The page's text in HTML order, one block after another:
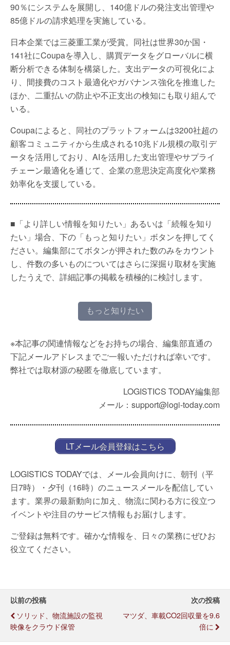
90％にシステムを展開し、140億ドルの発注支出管理や
85億ドルの請求処理を実施している。
日本企業では三菱重工業が受賞。同社は世界30か国・
141社にCoupaを導入し、購買データをグローバルに横
断分析できる体制を構築した。支出データの可視化によ
り、間接費のコスト最適化やガバナンス強化を推進した
ほか、二重払いの防止や不正支出の検知にも取り組んで
いる。
Coupaによると、同社のプラットフォームは3200社超の
顧客コミュニティから生成される10兆ドル規模の取引デ
ータを活用しており、AIを活用した支出管理やサプライ
チェーン最適化を通じて、企業の意思決定高度化や業務
効率化を支援している。
■「より詳しい情報を知りたい」あるいは「続報を知り
たい」場合、下の「もっと知りたい」ボタンを押してく
ださい。編集部にてボタンが押された数のみをカウント
し、件数の多いものについてはさらに深掘り取材を実施
したうえで、詳細記事の掲載を積極的に検討します。
もっと知りたい
※本記事の関連情報などをお持ちの場合、編集部直通の
下記メールアドレスまでご一報いただければ幸いです。
弊社では取材源の秘匿を徹底しています。
LOGISTICS TODAY編集部
メール：support@logi-today.com
LTメール会員登録はこちら
LOGISTICS TODAYでは、メール会員向けに、朝刊（平
日7時）・夕刊（16時）のニュースメールを配信してい
ます。業界の最新動向に加え、物流に関わる方に役立つ
イベントや注目のサービス情報もお届けします。
ご登録は無料です。確かな情報を、日々の業務にぜひお
役立てください。
以前の投稿
ソリッド、物流施設の監視
映像をクラウド保管
次の投稿
マツダ、車載CO2回収量を9.6
倍に